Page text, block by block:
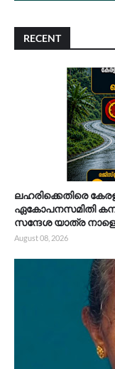
RECENT
ലഹരിക്കെതിരെ
ഏകോപനസമിതി
സന്ദേശ യാത്ര നാളെ
August 08, 2026